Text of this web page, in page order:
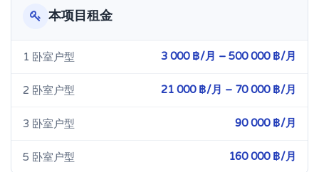
本项目租金
1 卧室户型 3 000 ฿/月 – 500 000 ฿/月
2 卧室户型 21 000 ฿/月 – 70 000 ฿/月
3 卧室户型 90 000 ฿/月
5 卧室户型 160 000 ฿/月